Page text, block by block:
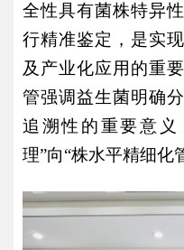
全性具有菌株特异
行精准鉴定，是实
及产业化应用的重
管强调益生菌明确
追溯性的重要意义
理”向“株水平精细化